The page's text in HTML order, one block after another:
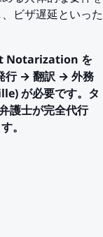
ビザ遅延といった
Notarization を
行 → 翻訳 → 外務
が必要です。タ
護士が完全代行
。